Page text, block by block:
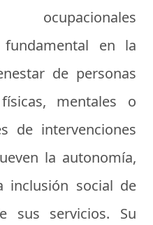
en la
de personas
mentales o
de intervenciones
la autonomía,
inclusión social de
sus servicios. Su